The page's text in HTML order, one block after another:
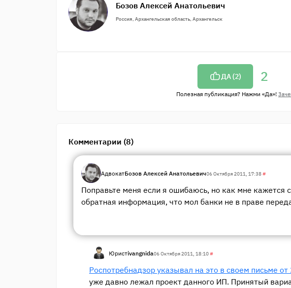
Бозов Алексей Анатольевич
Россия, Архангельская область, Архангельск
ДА (2) 2
Полезная публикация? Нажми «Да»!
Комментарии (8)
АдвокатБозов Алексей Анатольевич06 Октября 2011, 17:38#
Поправьте меня если я ошибаюсь, но как мне кажется
обратная информация, что мол банки не в праве
Юристivangnida06 Октября 2011, 18:10#
Роспотребнадзор указывал на это в своем письме
уже давно лежал проект данного ИП. Принятый